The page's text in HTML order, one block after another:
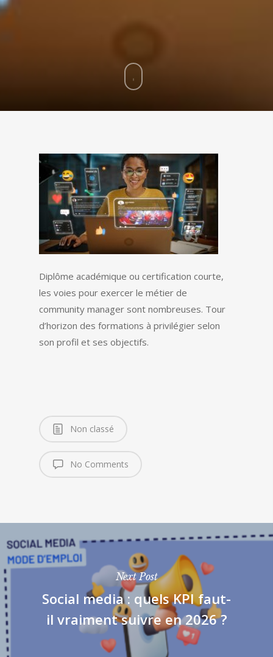
Diplôme académique ou certification courte,
les voies pour exercer le métier de
community manager sont nombreuses. Tour
d’horizon des formations à privilégier selon
son profil et ses objectifs.
Non classé
No Comments
Next Post
Social media : quels KPI faut-
il vraiment suivre en 2026 ?